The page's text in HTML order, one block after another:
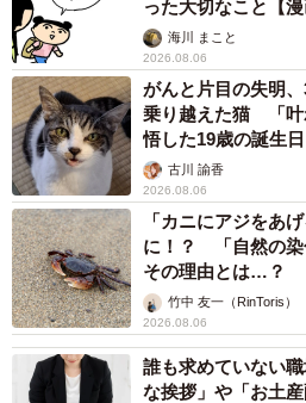
った大切なこと【漫
海川 まこと
2026.08.06
がんと片目の失明
乗り越えた猫 「叶
悟した19歳の誕生
古川 諭香
2026.08.06
「カニにアジをあ
に！？ 「自然の
その理由とは…？
竹中 友一（RinToris）
2026.08.06
誰も求めていない
な挨拶」や「お土